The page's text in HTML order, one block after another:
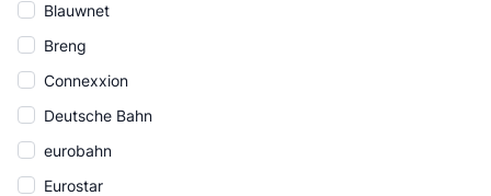
Blauwnet
Breng
Connexxion
Deutsche Bahn
eurobahn
Eurostar